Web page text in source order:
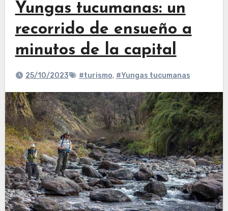
Yungas tucumanas: un
recorrido de ensueño a
minutos de la capital
25/10/2023 #turismo, #Yungas tucumanas